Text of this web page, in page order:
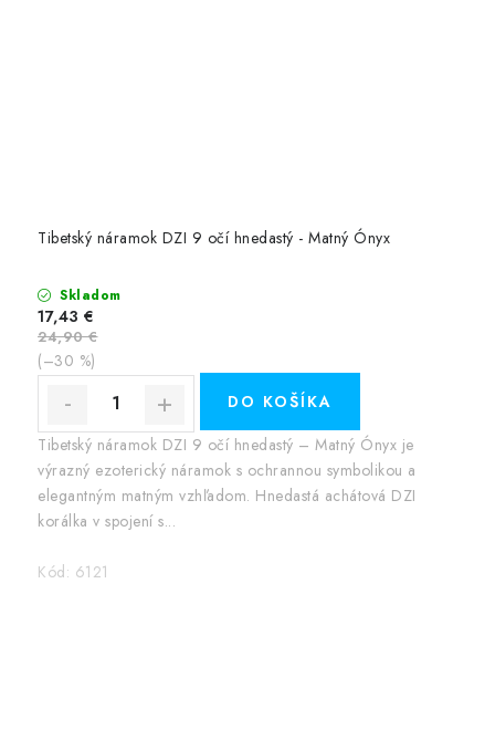
Tibetský náramok DZI 9 očí hnedastý - Matný Ónyx
Skladom
17,43 €
24,90 €
(–30 %)
DO KOŠÍKA
Tibetský náramok DZI 9 očí hnedastý – Matný Ónyx je
výrazný ezoterický náramok s ochrannou symbolikou a
elegantným matným vzhľadom. Hnedastá achátová DZI
korálka v spojení s...
Kód: 6121